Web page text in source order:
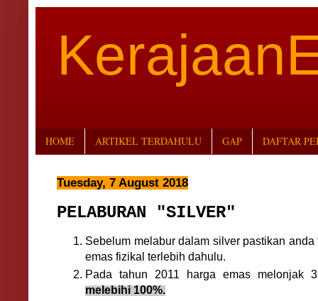
HOME ARTIKEL TERDAHULU GAP DAFTAR
Tuesday, 7 August 2018
PELABURAN "SILVER"
Sebelum melabur dalam silver pastikan
emas fizikal terlebih dahulu.
Pada tahun 2011 harga emas melonjak
melebihi 100%.